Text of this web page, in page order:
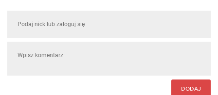
DODAJ